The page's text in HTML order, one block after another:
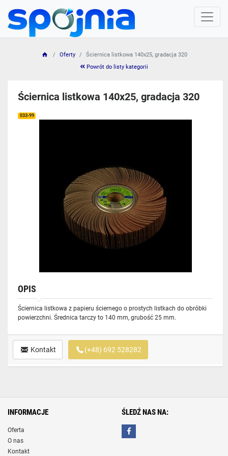
Oferty
Ściernica listkowa 140x25, gradacja 320
Powrót do listy kategorii
Ściernica listkowa 140x25, gradacja 320
033-99
OPIS
Ściernica listkowa z papieru ściernego o prostych listkach do obróbki
powierzchni. Średnica tarczy to 140 mm, grubość 25 mm.
Kontakt (+48) 692 528282
INFORMACJE
Oferta
O nas
Kontakt
ŚLEDŹ NAS NA: